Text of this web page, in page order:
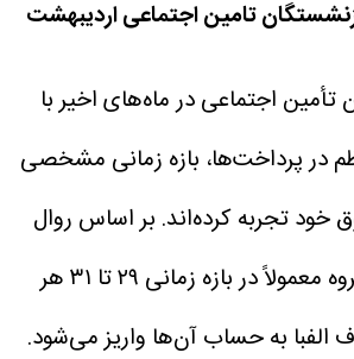
تامین اجتماعی اردیبهشت
تأمین اجتماعی در ماه‌های اخیر با
در پرداخت‌ها، بازه زمانی مشخصی
خود تجربه کرده‌اند. بر اساس روال
جاری، حقوق این گروه معمولاً در بازه زمانی ۲۹ تا ۳۱ هر
الفبا به حساب آن‌ها واریز می‌شود.